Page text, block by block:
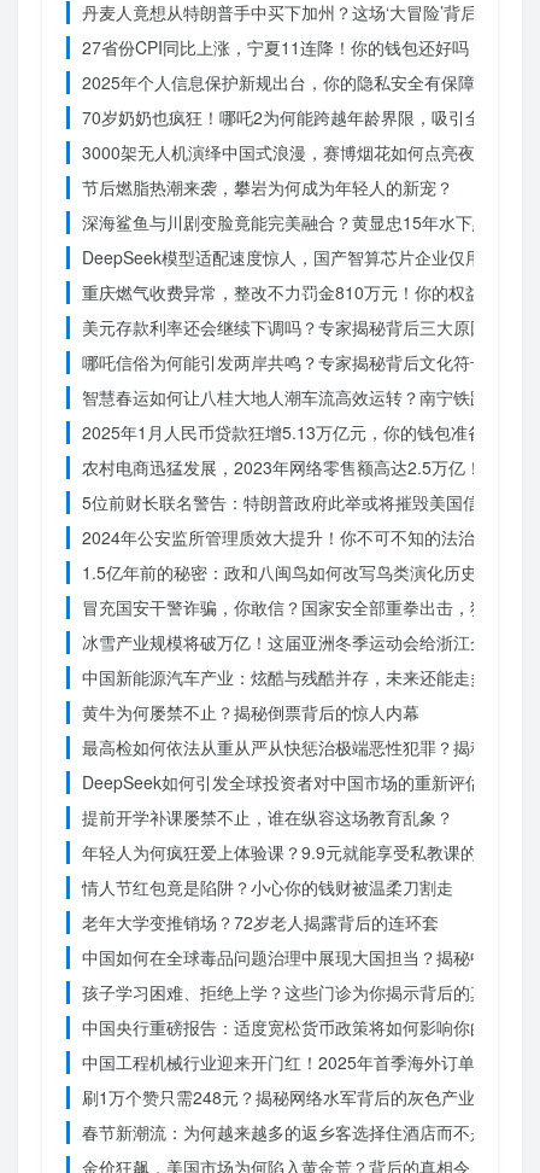
丹麦人竟想从特朗普手中买下加州？这场‘大冒险’背后藏着什
27省份CPI同比上涨，宁夏11连降！你的钱包还好吗？
2025年个人信息保护新规出台，你的隐私安全有保障了吗？
70岁奶奶也疯狂！哪吒2为何能跨越年龄界限，吸引全民观影
3000架无人机演绎中国式浪漫，赛博烟花如何点亮夜空？
节后燃脂热潮来袭，攀岩为何成为年轻人的新宠？
深海鲨鱼与川剧变脸竟能完美融合？黄显忠15年水下默剧惊
DeepSeek模型适配速度惊人，国产智算芯片企业仅用一周
重庆燃气收费异常，整改不力罚金810万元！你的权益被侵犯
美元存款利率还会继续下调吗？专家揭秘背后三大原因
哪吒信俗为何能引发两岸共鸣？专家揭秘背后文化符号的力量
智慧春运如何让八桂大地人潮车流高效运转？南宁铁路枢纽
2025年1月人民币贷款狂增5.13万亿元，你的钱包准备好了吗
农村电商迅猛发展，2023年网络零售额高达2.5万亿！你还在
5位前财长联名警告：特朗普政府此举或将摧毁美国信誉？
2024年公安监所管理质效大提升！你不可不知的法治文明新
1.5亿年前的秘密：政和八闽鸟如何改写鸟类演化历史？
冒充国安干警诈骗，你敢信？国家安全部重拳出击，犯罪团
冰雪产业规模将破万亿！这届亚洲冬季运动会给浙江企业带
中国新能源汽车产业：炫酷与残酷并存，未来还能走多远？
黄牛为何屡禁不止？揭秘倒票背后的惊人内幕
最高检如何依法从重从严从快惩治极端恶性犯罪？揭秘重大
DeepSeek如何引发全球投资者对中国市场的重新评估？
提前开学补课屡禁不止，谁在纵容这场教育乱象？
年轻人为何疯狂爱上体验课？9.9元就能享受私教课的秘密
情人节红包竟是陷阱？小心你的钱财被温柔刀割走
老年大学变推销场？72岁老人揭露背后的连环套
中国如何在全球毒品问题治理中展现大国担当？揭秘中国方
孩子学习困难、拒绝上学？这些门诊为你揭示背后的真相
中国央行重磅报告：适度宽松货币政策将如何影响你的消费？
中国工程机械行业迎来开门红！2025年首季海外订单激增，
刷1万个赞只需248元？揭秘网络水军背后的灰色产业链
春节新潮流：为何越来越多的返乡客选择住酒店而不是家里？
金价狂飙，美国市场为何陷入黄金荒？背后的真相令人